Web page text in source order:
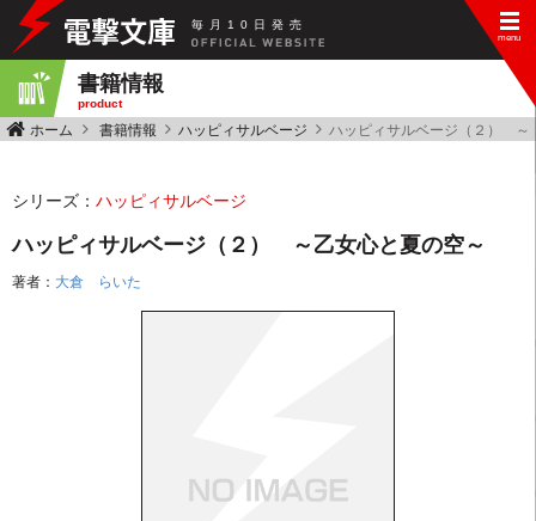
毎 月 10 日 発 売
書籍情報
product
ホーム 書籍情報 ハッピィサルベージ ハッピィサルベージ（２） ～
シリーズ： ハッピィサルベージ
ハッピィサルベージ（２） ～乙女心と夏の空～
著者： 大倉 らいた